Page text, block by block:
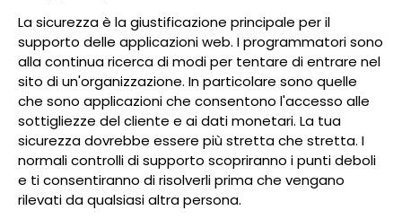
La sicurezza è la giustificazione principale per il
supporto delle applicazioni web. I programmatori sono
alla continua ricerca di modi per tentare di entrare nel
sito di un'organizzazione. In particolare sono quelle
che sono applicazioni che consentono l'accesso alle
sottigliezze del cliente e ai dati monetari. La tua
sicurezza dovrebbe essere più stretta che stretta. I
normali controlli di supporto scopriranno i punti deboli
e ti consentiranno di risolverli prima che vengano
rilevati da qualsiasi altra persona.